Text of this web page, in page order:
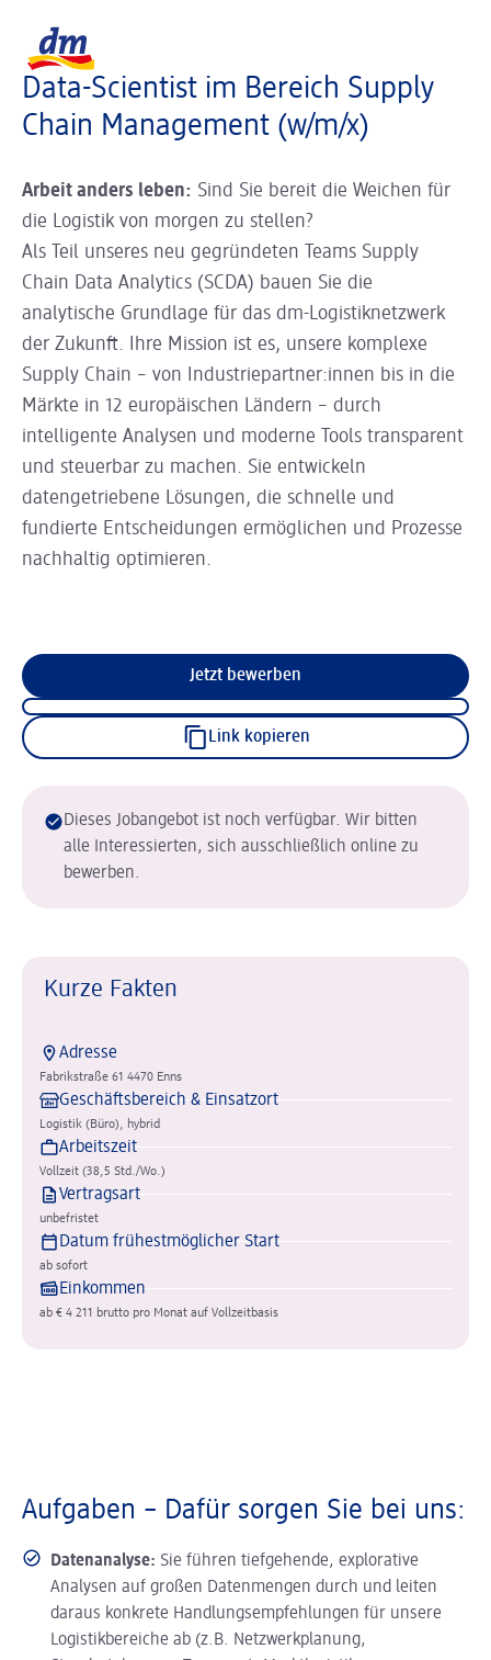
Data-Scientist im Bereich Supply
Chain Management (w/m/x)
Arbeit anders leben: Sind Sie bereit die Weichen für
die Logistik von morgen zu stellen?
Als Teil unseres neu gegründeten Teams Supply
Chain Data Analytics (SCDA) bauen Sie die
analytische Grundlage für das dm-Logistiknetzwerk
der Zukunft. Ihre Mission ist es, unsere komplexe
Supply Chain – von Industriepartner:innen bis in die
Märkte in 12 europäischen Ländern – durch
intelligente Analysen und moderne Tools transparent
und steuerbar zu machen. Sie entwickeln
datengetriebene Lösungen, die schnelle und
fundierte Entscheidungen ermöglichen und Prozesse
nachhaltig optimieren.
Jetzt bewerben
Link kopieren
Dieses Jobangebot ist noch verfügbar. Wir bitten
alle Interessierten, sich ausschließlich online zu
bewerben.
Kurze Fakten
Adresse
Fabrikstraße 61 4470 Enns
Geschäftsbereich & Einsatzort
Logistik (Büro), hybrid
Arbeitszeit
Vollzeit (38,5 Std./Wo.)
Vertragsart
unbefristet
Datum frühestmöglicher Start
ab sofort
Einkommen
ab € 4 211 brutto pro Monat auf Vollzeitbasis
Aufgaben – Dafür sorgen Sie bei uns:
Datenanalyse: Sie führen tiefgehende, explorative
Analysen auf großen Datenmengen durch und leiten
daraus konkrete Handlungsempfehlungen für unsere
Logistikbereiche ab (z.B. Netzwerkplanung,